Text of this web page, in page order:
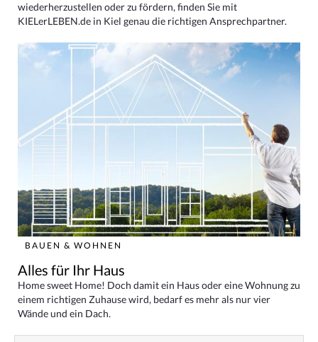
wiederherzustellen oder zu fördern, finden Sie mit
KIELerLEBEN.de in Kiel genau die richtigen Ansprechpartner.
BAUEN & WOHNEN
Alles für Ihr Haus
Home sweet Home! Doch damit ein Haus oder eine Wohnung zu
einem richtigen Zuhause wird, bedarf es mehr als nur vier
Wände und ein Dach.